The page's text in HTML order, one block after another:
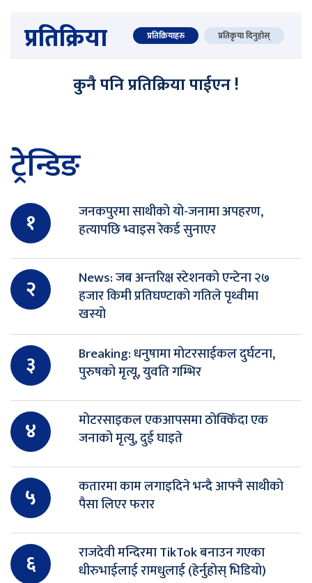
प्रतिक्रिया प्रतिक्रियाहरु प्रतिकृया दिनुहोस्
कुनै पनि प्रतिक्रिया पाईएन !
ट्रेन्डिङ
१
जनकपुरमा साथीको यो-जनामा अपहरण,
हत्यापछि भ्वाइस रेकर्ड सुनाएर
२
News: जब अन्तरिक्ष स्टेशनको एन्टेना २७
हजार किमी प्रतिघण्टाको गतिले पृथ्वीमा
खस्यो
३
Breaking: धनुषामा मोटरसाईकल दुर्घटना,
पुरुषको मृत्यू, युवति गम्भिर
४
मोटरसाइकल एकआपसमा ठोक्किँदा एक
जनाको मृत्यु, दुई घाइते
५
कतारमा काम लगाइदिने भन्दै आफ्नै साथीको
पैसा लिएर फरार
६
राजदेवी मन्दिरमा TikTok बनाउन गएका
धीरुभाईलाई रामधुलाई (हेर्नुहोस् भिडियो)